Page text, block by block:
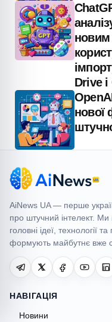
Drive
нової
AiNews UA
AiNews UA — перше
про штучний інтелект.
головні ідеї, технології
формують майбутнє вже
НАВІГАЦІЯ
Новини